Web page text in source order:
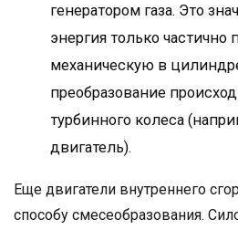
генератором газа. Это
энергия только частично
механическую в
преобразование
турбинного колеса
двигатель).
Еще двигатели внутреннего
способу смесеобразования.